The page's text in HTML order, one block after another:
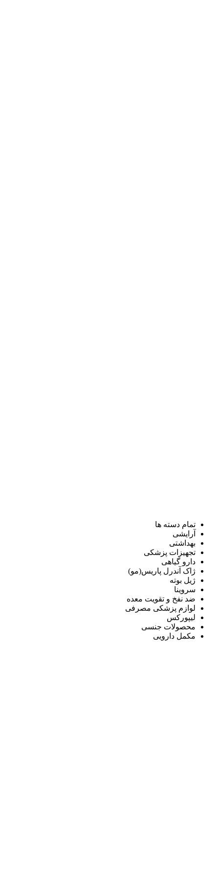
تمام دسته ها
آرایشی
بهداشتی
تجهیزات پزشکی
دارو گیاهی
ژاک آندرل پاریس(مو)
ژیل بوته
سروینا
ضد نفخ و تقویت معده
لوازم پزشکی مصرفی
لیپورکس
محصولات جنسی
مکمل دارویی